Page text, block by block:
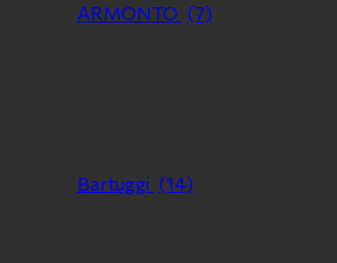
ARMONTO (7)
Bartuggi (14)